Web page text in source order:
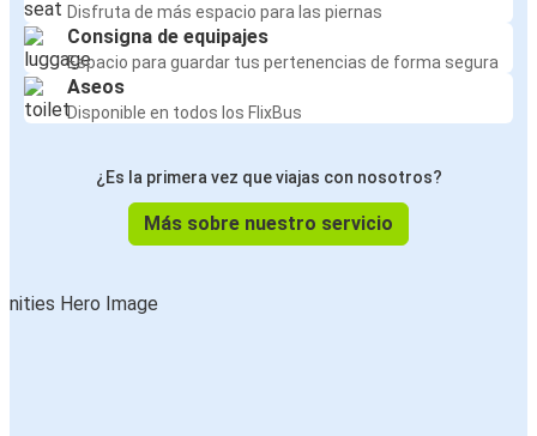
Disfruta de más espacio para las piernas
Consigna de equipajes
Espacio para guardar tus pertenencias de forma segura
Aseos
Disponible en todos los FlixBus
¿Es la primera vez que viajas con nosotros?
Más sobre nuestro servicio